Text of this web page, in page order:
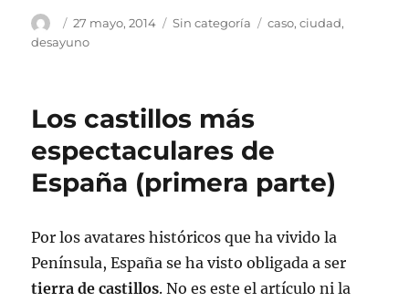
AutorPublicado
el
27 mayo, 2014 Categorías
Sin categoría Etiquetas
caso,ciudad,
desayuno
Los castillos más
espectaculares de
España (primera parte)
Por los avatares históricos que ha vivido la
Península, España se ha visto obligada a ser
tierra de castillos. No es este el artículo ni la